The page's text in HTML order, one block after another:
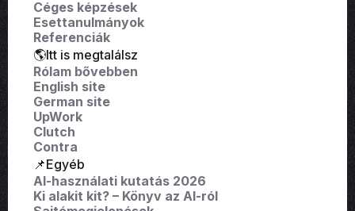
Céges képzések
Esettanulmányok
Referenciák
🌎Itt is megtalálsz
Rólam bővebben
English site
German site
UpWork
Clutch
Contra
📌Egyéb
AI-használati kutatás 2026
Ki alakit kit? – Könyv az AI-ról